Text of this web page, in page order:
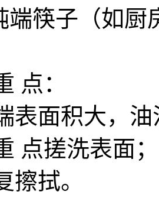
子（如厨
：
面积大，油
点搓洗表面
擦拭。